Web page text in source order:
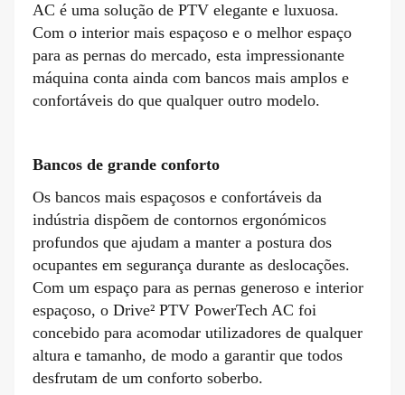
AC é uma solução de PTV elegante e luxuosa.
Com o interior mais espaçoso e o melhor espaço
para as pernas do mercado, esta impressionante
máquina conta ainda com bancos mais amplos e
confortáveis do que qualquer outro modelo.
Bancos de grande conforto
Os bancos mais espaçosos e confortáveis da
indústria dispõem de contornos ergonómicos
profundos que ajudam a manter a postura dos
ocupantes em segurança durante as deslocações.
Com um espaço para as pernas generoso e interior
espaçoso, o Drive² PTV PowerTech AC foi
concebido para acomodar utilizadores de qualquer
altura e tamanho, de modo a garantir que todos
desfrutam de um conforto soberbo.